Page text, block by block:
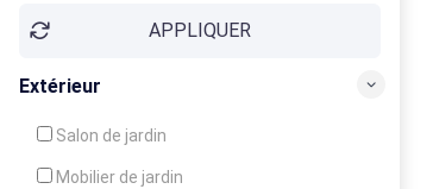
Balcon / Terrasse
APPLIQUER
Extérieur
Salon de jardin
Mobilier de jardin